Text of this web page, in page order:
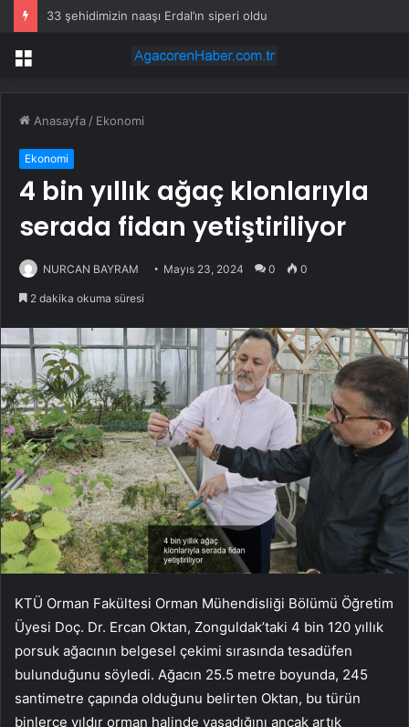
33 şehidimizin naaşı Erdal’ın siperi oldu
Menü
Anasayfa / Ekonomi
Ekonomi
4 bin yıllık ağaç klonlarıyla
serada fidan yetiştiriliyor
NURCAN BAYRAM Mayıs 23, 2024 0 0
2 dakika okuma süresi
KTÜ Orman Fakültesi Orman Mühendisliği Bölümü Öğretim
Üyesi Doç. Dr. Ercan Oktan, Zonguldak’taki 4 bin 120 yıllık
porsuk ağacının belgesel çekimi sırasında tesadüfen
bulunduğunu söyledi. Ağacın 25.5 metre boyunda, 245
santimetre çapında olduğunu belirten Oktan, bu türün
binlerce yıldır orman halinde yaşadığını ancak artık